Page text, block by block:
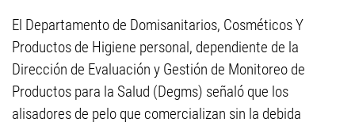
El Departamento de Domisanitarios, Cosméticos Y
Productos de Higiene personal, dependiente de la
Dirección de Evaluación y Gestión de Monitoreo de
Productos para la Salud (Degms) señaló que los
alisadores de pelo que comercializan sin la debida